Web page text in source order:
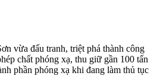
vừa đấu tranh, triệt phá thành công
chất phóng xạ, thu giữ gần 100 tấn
phần phóng xạ khi đang làm thủ tục